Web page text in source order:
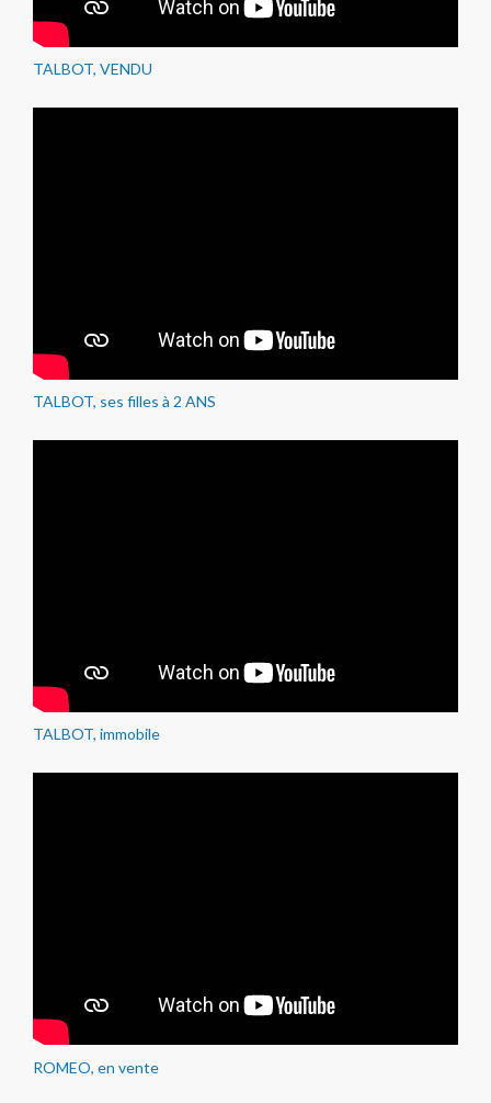
TALBOT, VENDU
TALBOT, ses filles à 2 ANS
TALBOT, immobile
ROMEO, en vente